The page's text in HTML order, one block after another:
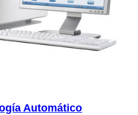
Automático